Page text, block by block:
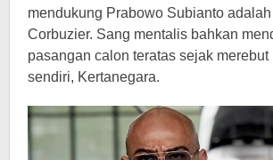
mendukung Prabowo Subianto
Corbuzier. Sang mentalis bahkan
pasangan calon teratas sejak merebut
sendiri, Kertanegara.